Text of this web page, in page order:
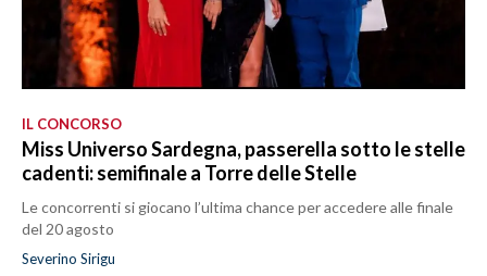
IL CONCORSO
Miss Universo Sardegna, passerella sotto le stelle
cadenti: semifinale a Torre delle Stelle
Le concorrenti si giocano l’ultima chance per accedere alle finale
del 20 agosto
Severino Sirigu